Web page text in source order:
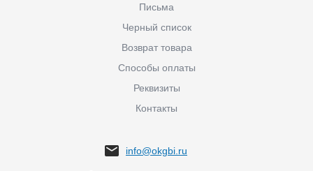
Письма
Черный список
Возврат товара
Способы оплаты
Реквизиты
Контакты
info@okgbi.ru